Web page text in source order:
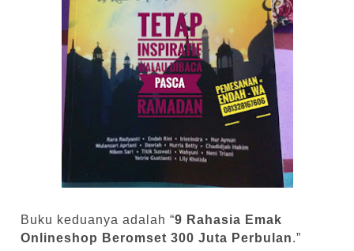
Buku keduanya adalah “9 Rahasia Emak
Onlineshop Beromset 300 Juta Perbulan.”